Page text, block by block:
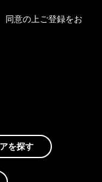
同意の上ご登録をお
を探す